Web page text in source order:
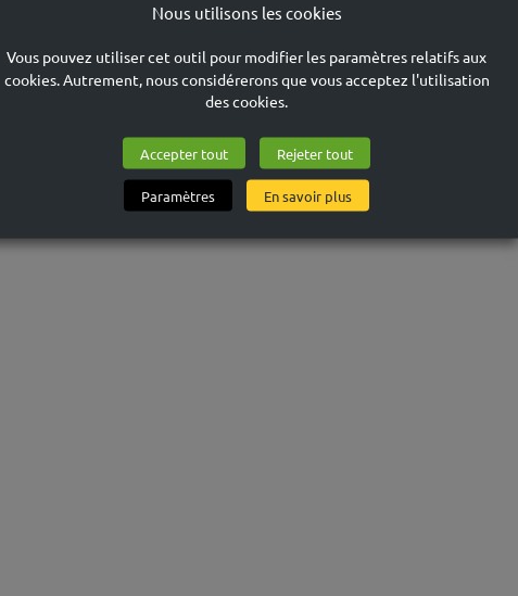
depeche/610279
Nous utilisons les cookies
Vous pouvez utiliser cet outil pour modifier les paramètres relatifs aux
cookies. Autrement, nous considérerons que vous acceptez l'utilisation
des cookies.
Accepter tout Rejeter tout
Paramètres En savoir plus